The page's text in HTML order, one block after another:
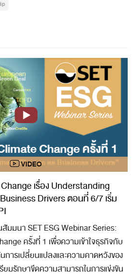
เรื่อง Understanding
Drivers ตอนที่ 6/7 เริ่ม
มมนา SET ESG Webinar Series:
ครั้งที่ 1 เพื่อความเข้าใจธุรกิจกับ
ารเปลี่ยนแปลงและความคาดหวังของ
ยมรักษาขีดความสามารถในการแข่งขัน